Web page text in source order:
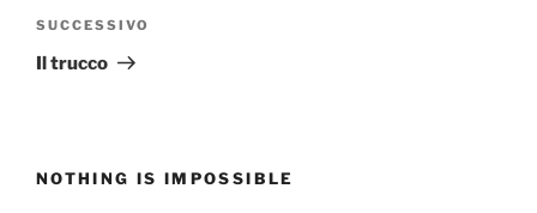
Articolo
successivo
SUCCESSIVO
Il trucco
NOTHING IS IMPOSSIBLE